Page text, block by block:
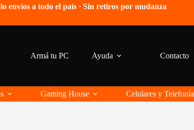
envíos a todo el país · Sin retiros por mudanza
Armá tu PC Ayuda Contacto
Gaming House Celulares y Telefonía